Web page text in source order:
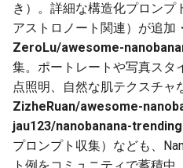
2025-11-13
2025-11-12
2025-11-11
2025-11-10
2025-11-09
き）。詳細な構造化プロンプ
アストロノート関連）が追加
ZeroLu/awesome-
集。ポートレートや写真スタ
点照明、自然な肌テクスチャ
ZizheRuan/awesome-
jau123/nanobanana-
プロンプト収集）なども、